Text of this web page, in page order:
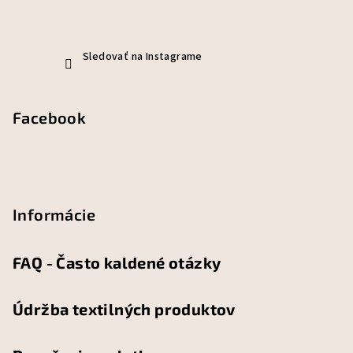
Sledovať na Instagrame
Facebook
Informácie
FAQ - Často kaldené otázky
Údržba textilných produktov